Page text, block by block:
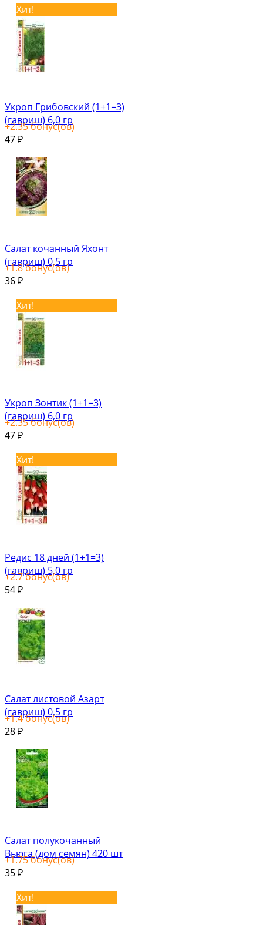
Хит!
Укроп Грибовский (1+1=3)
(гавриш) 6,0 гр
+2.35бонус(ов)
47 ₽
Салат кочанный Яхонт
(гавриш) 0,5 гр
+1.8бонус(ов)
36 ₽
Хит!
Укроп Зонтик (1+1=3)
(гавриш) 6,0 гр
+2.35бонус(ов)
47 ₽
Хит!
Редис 18 дней (1+1=3)
(гавриш) 5,0 гр
+2.7бонус(ов)
54 ₽
Салат листовой Азарт
(гавриш) 0,5 гр
+1.4бонус(ов)
28 ₽
Салат полукочанный
Вьюга (дом семян) 420 шт
+1.75бонус(ов)
35 ₽
Хит!